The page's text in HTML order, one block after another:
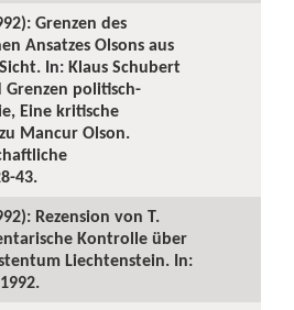
Grenzen des
Ansatzes Olsons aus
In: Klaus Schubert
Grenzen politisch-
Eine kritische
Mancur Olson.
43.
Rezension von T.
Kontrolle über
Liechtenstein. In: